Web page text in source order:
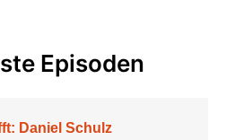
Episoden
Daniel Schulz